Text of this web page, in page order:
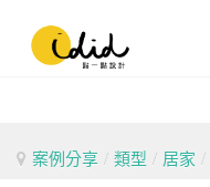
案例分享 / 類型 / 居家 /